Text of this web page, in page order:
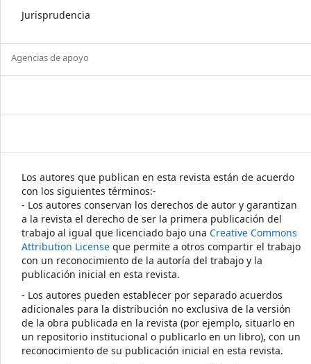
Jurisprudencia
Agencias de apoyo
Los autores que publican en esta revista están de acuerdo
con los siguientes términos:-
- Los autores conservan los derechos de autor y garantizan
a la revista el derecho de ser la primera publicación del
trabajo al igual que licenciado bajo una Creative Commons
Attribution License que permite a otros compartir el trabajo
con un reconocimiento de la autoría del trabajo y la
publicación inicial en esta revista.
- Los autores pueden establecer por separado acuerdos
adicionales para la distribución no exclusiva de la versión
de la obra publicada en la revista (por ejemplo, situarlo en
un repositorio institucional o publicarlo en un libro), con un
reconocimiento de su publicación inicial en esta revista.